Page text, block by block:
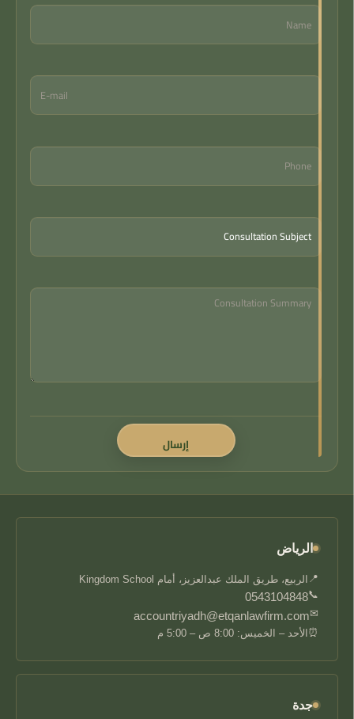
الرياض
📍 الربيع، طريق الملك عبدالعزيز، أمام Kingdom School
📞
0543104848
✉
accountriyadh@etqanlawfirm.com
⏰ الأحد – الخميس: 8:00 ص – 5:00 م
جدة